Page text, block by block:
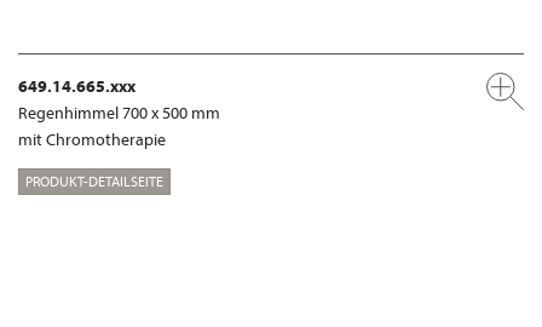
649.14.665.xxx
Regenhimmel 700 x 500 mm
mit Chromotherapie
PRODUKT-DETAILSEITE